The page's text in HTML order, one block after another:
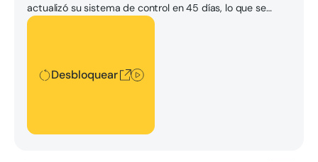
actualizó su sistema de control en 45 días, lo que se
tradujo en una reducción del 1000% en el tiempo de
Desbloquear
Desbloquear